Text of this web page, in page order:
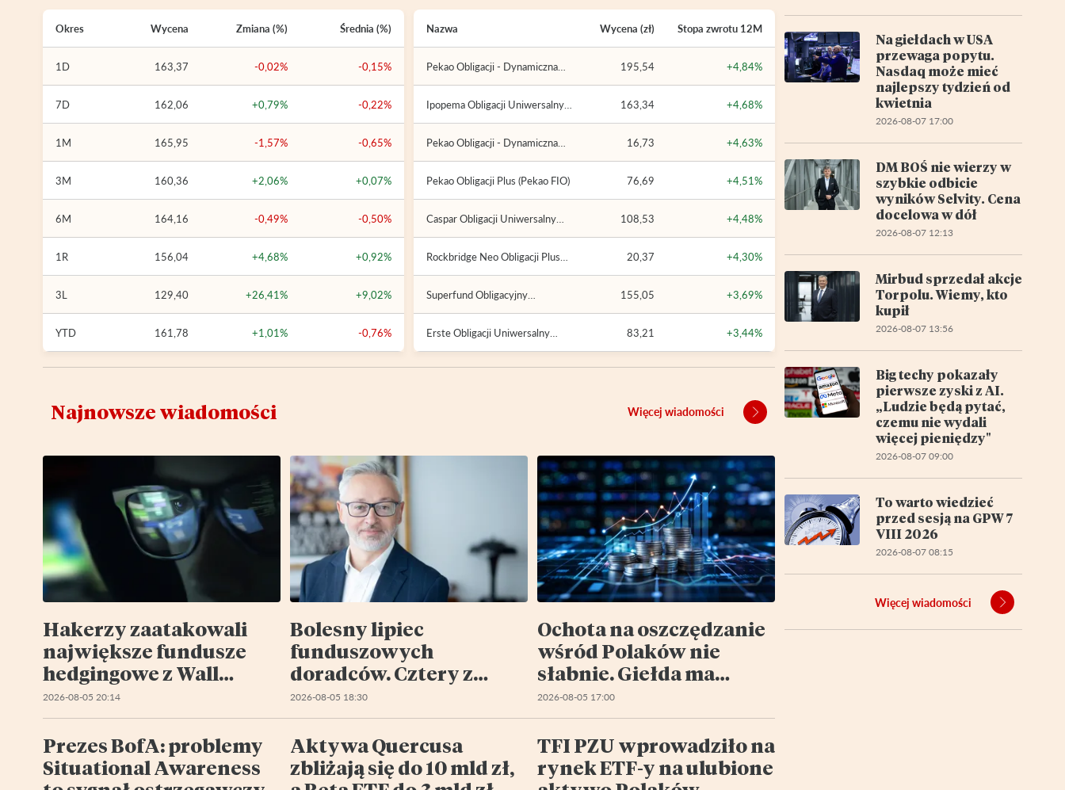
Okres Wycena Zmiana (%) Średnia (%)
1D 163,37 -0,02% -0,15%
7D 162,06 +0,79% -0,22%
1M 165,95 -1,57% -0,65%
3M 160,36 +2,06% +0,07%
6M 164,16 -0,49% -0,50%
1R 156,04 +4,68% +0,92%
3L 129,40 +26,41% +9,02%
YTD 161,78 +1,01% -0,76%
Nazwa Wycena (zł) Stopa zwrotu 12M
Pekao Obligacji - Dynamiczna
195,54 +4,84%
Ipopema Obligacji Uniwersalny
163,34 +4,68%
Pekao Obligacji - Dynamiczna
16,73 +4,63%
Pekao Obligacji Plus (Pekao FIO) 76,69 +4,51%
Caspar Obligacji Uniwersalny
108,53 +4,48%
Rockbridge Neo Obligacji Plus
20,37 +4,30%
Superfund Obligacyjny
155,05 +3,69%
Erste Obligacji Uniwersalny
83,21 +3,44%
Najnowsze wiadomości Więcej wiadomości
Hakerzy zaatakowali
największe fundusze
hedgingowe z Wall
Street. W Europie wzięli
na cel Liechtenstein
2026-08-05 20:14
Bolesny lipiec
funduszowych
doradców. Cztery z
pięciu portfeli pod
kreską
2026-08-05 18:30
Ochota na oszczędzanie
wśród Polaków nie
słabnie. Giełda ma
szansę na większy
kawałek tego tortu
2026-08-05 17:00
Prezes BofA: problemy
Situational Awareness
Aktywa Quercusa
zbliżają się do 10 mld zł,
TFI PZU wprowadziło na
rynek ETF-y na ulubione
Na giełdach w USA
przewaga popytu.
Nasdaq może mieć
najlepszy tydzień od
kwietnia
2026-08-07 17:00
DM BOŚ nie wierzy w
szybkie odbicie
wyników Selvity. Cena
docelowa w dół
2026-08-07 12:13
Mirbud sprzedał akcje
Torpolu. Wiemy, kto
kupił
2026-08-07 13:56
Big techy pokazały
pierwsze zyski z AI.
„Ludzie będą pytać,
czemu nie wydali
więcej pieniędzy"
2026-08-07 09:00
To warto wiedzieć
przed sesją na GPW 7
VIII 2026
2026-08-07 08:15
Więcej wiadomości